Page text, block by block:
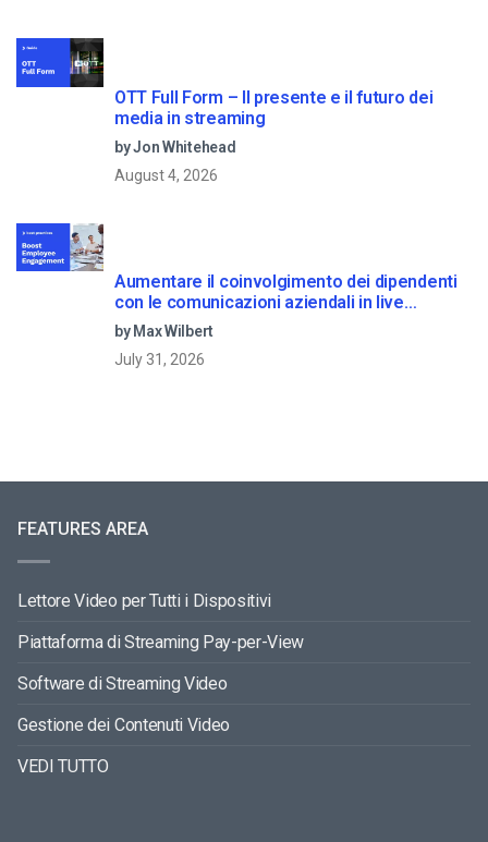
OTT Full Form – Il presente e il futuro dei
media in streaming
by Jon Whitehead
August 4, 2026
Aumentare il coinvolgimento dei dipendenti
con le comunicazioni aziendali in live
streaming
by Max Wilbert
July 31, 2026
FEATURES AREA
Lettore Video per Tutti i Dispositivi
Piattaforma di Streaming Pay-per-View
Software di Streaming Video
Gestione dei Contenuti Video
VEDI TUTTO